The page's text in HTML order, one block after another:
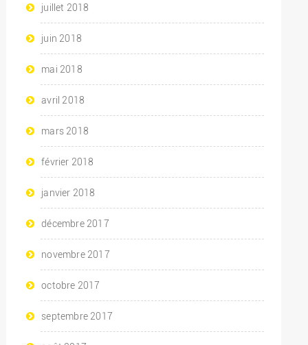
juillet 2018
juin 2018
mai 2018
avril 2018
mars 2018
février 2018
janvier 2018
décembre 2017
novembre 2017
octobre 2017
septembre 2017